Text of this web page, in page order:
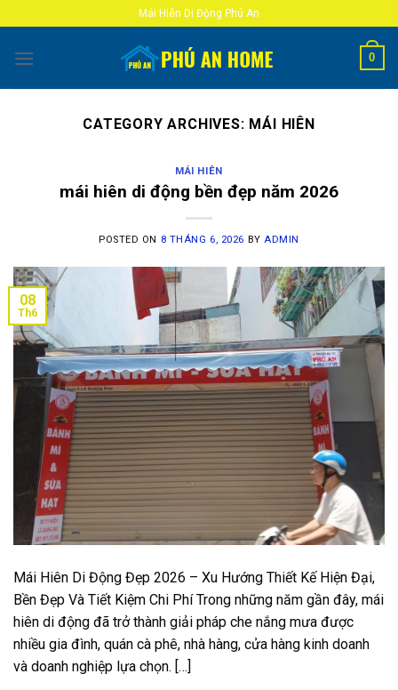
to
content
Mái Hiên Di Động Phú An
0
CATEGORY ARCHIVES: MÁI HIÊN
MÁI HIÊN
mái hiên di động bền đẹp năm 2026
POSTED ON 8 THÁNG 6, 2026 BY ADMIN
08
Th6
Mái Hiên Di Động Đẹp 2026 – Xu Hướng Thiết Kế Hiện Đại,
Bền Đẹp Và Tiết Kiệm Chi Phí Trong những năm gần đây, mái
hiên di động đã trở thành giải pháp che nắng mưa được
nhiều gia đình, quán cà phê, nhà hàng, cửa hàng kinh doanh
và doanh nghiệp lựa chọn. […]